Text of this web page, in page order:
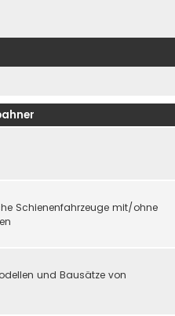
Schienenfahrzeuge mit/ohne
und Bausätze von